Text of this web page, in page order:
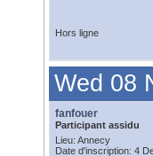
Hors ligne
Wed 08
fanfouer
Participant assidu
Lieu: Annecy
Date d'inscription: 4